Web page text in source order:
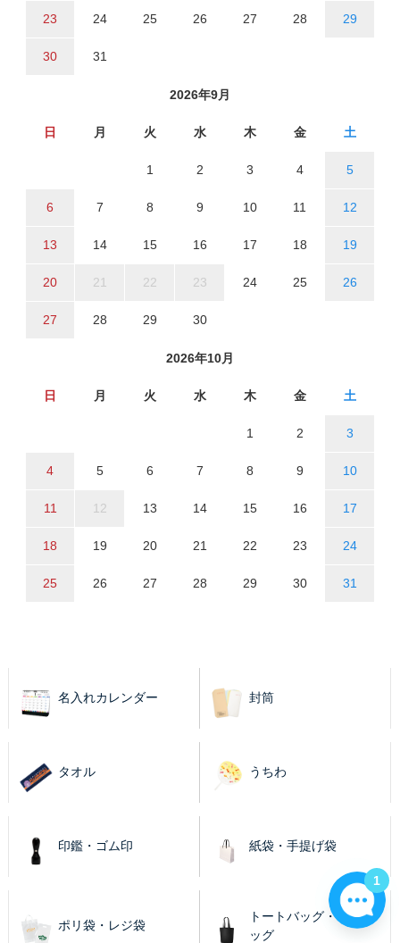
23 24 25 26 27 28 29
30 31
2026年9月
日 月 火 水 木 金 土
1 2 3 4 5
6 7 8 9 10 11 12
13 14 15 16 17 18 19
20 21 22 23 24 25 26
27 28 29 30
2026年10月
日 月 火 水 木 金 土
1 2 3
4 5 6 7 8 9 10
11 12 13 14 15 16 17
18 19 20 21 22 23 24
25 26 27 28 29 30 31
名入れカレンダー 封筒
タオル うちわ
印鑑・ゴム印 紙袋・手提げ袋
ポリ袋・レジ袋
トートバッグ・エコバ
ッグ
1